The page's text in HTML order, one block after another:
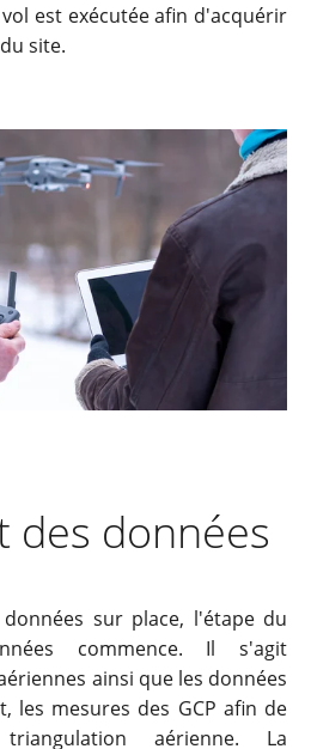
est exécutée afin d'acquérir
site.
des données
sur place, l'étape du
commence. Il s'agit
ainsi que les données
les mesures des GCP afin de
aérienne. La